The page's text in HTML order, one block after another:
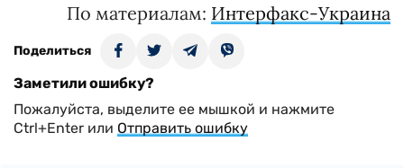
По материалам: Интерфакс-Украина
Поделиться
Заметили ошибку?
Пожалуйста, выделите ее мышкой и нажмите
Ctrl+Enter или Отправить ошибку